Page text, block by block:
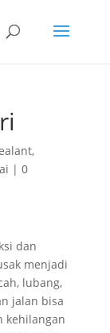
,
| 0
dan
menjadi
lubang,
jalan bisa
kehilangan